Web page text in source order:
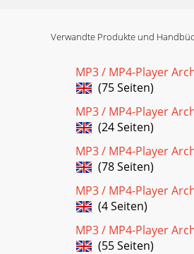
Verwandte Produkte und
MP3 / MP4-Player
(75 Seiten)
MP3 / MP4-Player
(24 Seiten)
MP3 / MP4-Player
(78 Seiten)
MP3 / MP4-Player
(4 Seiten)
MP3 / MP4-Player
(55 Seiten)